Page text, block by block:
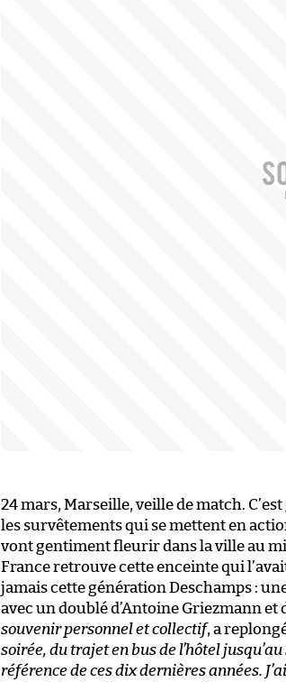
24 mars, Marseille, veille de match.
les survêtements qui se mettent en
vont gentiment fleurir dans la ville au
France retrouve cette enceinte qui
jamais cette génération Deschamps :
avec un doublé d’Antoine Griezmann
souvenir personnel et collectif, a
soirée, du trajet en bus de l’hôtel
référence de ces dix dernières années.